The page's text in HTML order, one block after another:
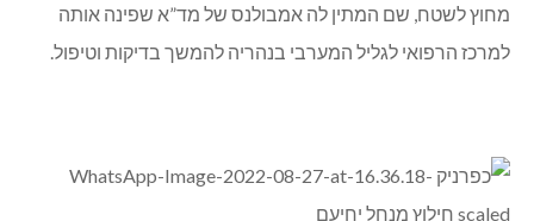
מחוץ לשטח, שם המתין לה אמבולנס של מד”א שפינה אותה
למרכז הרפואי לגליל המערבי בנהריה להמשך בדיקות וטיפול.